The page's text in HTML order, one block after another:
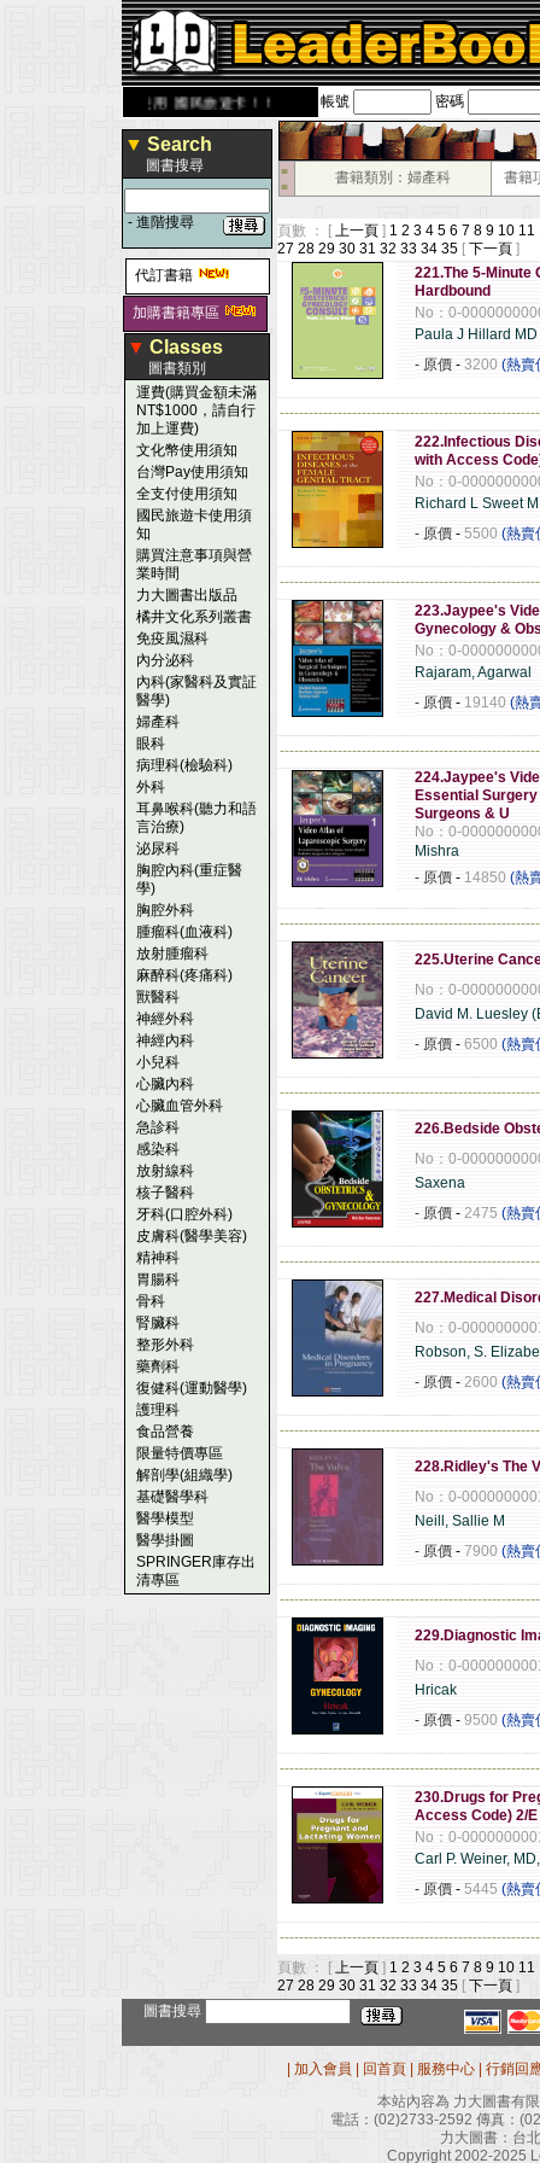
歡迎使用 國民旅遊卡！！ 帳號 密碼
▼ Search
圖書搜尋
- 進階搜尋
代訂書籍
加購書籍專區
▼ Classes
圖書類別
運費(購買金額未滿
NT$1000，請自行
加上運費)
文化幣使用須知
台灣Pay使用須知
全支付使用須知
國民旅遊卡使用須
知
購買注意事項與營
業時間
力大圖書出版品
橘井文化系列叢書
免疫風濕科
內分泌科
內科(家醫科及實証
醫學)
婦產科
眼科
病理科(檢驗科)
外科
耳鼻喉科(聽力和語
言治療)
泌尿科
胸腔內科(重症醫
學)
胸腔外科
腫瘤科(血液科)
放射腫瘤科
麻醉科(疼痛科)
獸醫科
神經外科
神經內科
小兒科
心臟內科
心臟血管外科
急診科
感染科
放射線科
核子醫科
牙科(口腔外科)
皮膚科(醫學美容)
精神科
胃腸科
骨科
腎臟科
整形外科
藥劑科
復健科(運動醫學)
護理科
食品營養
限量特價專區
解剖學(組織學)
基礎醫學科
醫學模型
醫學掛圖
SPRINGER庫存出
清專區
■
■
書籍類別：婦產科 書籍
頁數 ： [ 上一頁 ] 1 2 3 4 5 6 7 8 9 10 11
27 28 29 30 31 32 33 34 35 [ 下一頁 ]
221.The 5-Minute
Hardbound
No：0-
Paula J Hillard MD
- 原價 - 3200 (熱賣
222.Infectious
with Access
No：0-
Richard L Sweet
- 原價 - 5500 (熱賣
223.Jaypee's
Gynecology &
No：0-
Rajaram, Agarwal
- 原價 - 19140 (熱
224.Jaypee's
Essential
Surgeons & U
No：0-
Mishra
- 原價 - 14850 (熱
225.Uterine
No：0-
David M. Luesley
- 原價 - 6500 (熱賣
226.Bedside
No：0-
Saxena
- 原價 - 2475 (熱賣
227.Medical
No：0-
Robson, S.
- 原價 - 2600 (熱賣
228.Ridley's The
No：0-
Neill, Sallie M
- 原價 - 7900 (熱賣
229.Diagnostic
No：0-
Hricak
- 原價 - 9500 (熱賣
230.Drugs for
Access Code) 2/E
No：0-
Carl P. Weiner,
- 原價 - 5445 (熱賣
頁數 ： [ 上一頁 ] 1 2 3 4 5 6 7 8 9 10 11
27 28 29 30 31 32 33 34 35 [ 下一頁 ]
圖書搜尋
加入會員 回首頁 服務中心
行銷回
本站內容為 力大圖書有
電話： (02)2733-2592 傳真：
力大圖書：台
Copyright 2002-2025